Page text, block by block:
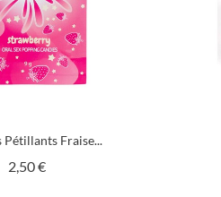
Pétillants Fraise...
2,50 €Prix